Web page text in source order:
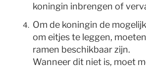
koningin inbrengen of
Om de koningin de
om eitjes te leggen,
ramen beschikbaar zijn.
Wanneer dit niet is, moet